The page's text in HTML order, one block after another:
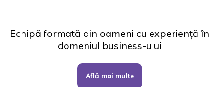
Echipă formată din oameni cu experiență în
domeniul business-ului
Află mai multe